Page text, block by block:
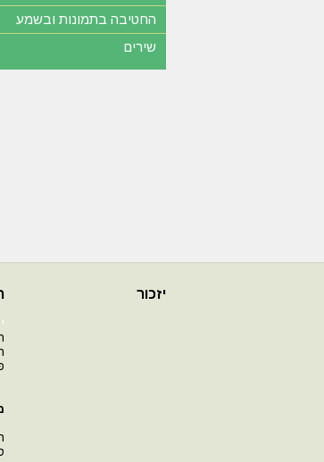
החטיבה בתמונות ובשמע
שירים
יזכור
י